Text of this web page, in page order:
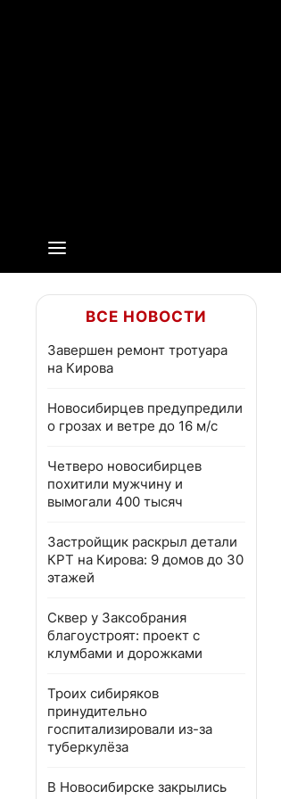
ВСЕ НОВОСТИ
Завершен ремонт тротуара
на Кирова
Новосибирцев предупредили
о грозах и ветре до 16 м/с
Четверо новосибирцев
похитили мужчину и
вымогали 400 тысяч
Застройщик раскрыл детали
КРТ на Кирова: 9 домов до 30
этажей
Сквер у Заксобрания
благоустроят: проект с
клумбами и дорожками
Троих сибиряков
принудительно
госпитализировали из-за
туберкулёза
В Новосибирске закрылись